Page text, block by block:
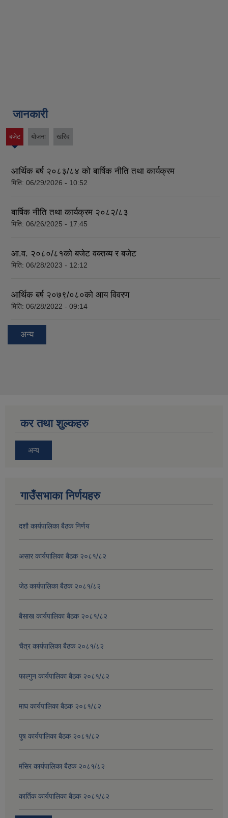
जानकारी
बजेट योजना खरिद
आर्थिक बर्ष २०८३/८४ को बार्षिक नीति तथा कार्यक्रम
मिति: 06/29/2026 - 10:52
बार्षिक नीति तथा कार्यक्रम २०८२/८३
मिति: 06/26/2025 - 17:45
आ.व. २०८०/८१को बजेट वक्तव्य र बजेट
मिति: 06/28/2023 - 12:12
आर्थिक बर्ष २०७९/०८०को आय विवरण
मिति: 06/28/2022 - 09:14
अन्य
कर तथा शुल्कहरु
अन्य
गाउँसभाका निर्णयहरु
दशौ कार्यपालिका बैठक निर्णय
असार कार्यपालिका बैठक २०८१/८२
जेठ कार्यपालिका बैठक २०८१/८२
बैसाख कार्यपालिका बैठक २०८१/८२
चैत्र कार्यपालिका बैठक २०८१/८२
फाल्गुन कार्यपालिका बैठक २०८१/८२
माघ कार्यपालिका बैठक २०८१/८२
पुष कार्यपालिका बैठक २०८१/८२
मंसिर कार्यपालिका बैठक २०८१/८२
कार्तिक कार्यपालिका बैठक २०८१/८२